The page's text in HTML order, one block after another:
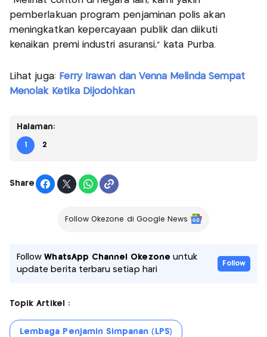
pemberlakuan program penjaminan polis akan
meningkatkan kepercayaan publik dan diikuti
kenaikan premi industri asuransi,” kata Purba.
Lihat juga: Ferry Irawan dan Venna Melinda Sempat
Menolak Ketika Dijodohkan
Halaman:
1 2
Share
Follow Okezone di Google News
FollowWhatsApp Channel Okezone untuk
update berita terbaru setiap hari
Follow
Topik Artikel :
Lembaga Penjamin Simpanan (LPS)